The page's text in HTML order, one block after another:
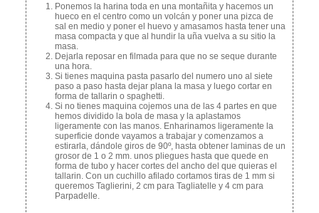
Ponemos la harina toda en una montañita y hacemos un
hueco en el centro como un volcán y poner una pizca de
sal en medio y poner el huevo y amasamos hasta tener una
masa compacta y que al hundir la uña vuelva a su sitio la
masa.
Dejarla reposar en filmada para que no se seque durante
una hora.
Si tienes maquina pasta pasarlo del numero uno al siete
paso a paso hasta dejar plana la masa y luego cortar en
forma de tallarin o spaghetti.
Si no tienes maquina cojemos una de las 4 partes en que
hemos dividido la bola de masa y la aplastamos
ligeramente con las manos. Enharinamos ligeramente la
superficie donde vayamos a trabajar y comenzamos a
estirarla, dándole giros de 90º, hasta obtener laminas de un
grosor de 1 o 2 mm. unos pliegues hasta que quede en
forma de tubo y hacer cortes del ancho del que quieras el
tallarin. Con un cuchillo afilado cortamos tiras de 1 mm si
queremos Taglierini, 2 cm para Tagliatelle y 4 cm para
Parpadelle.